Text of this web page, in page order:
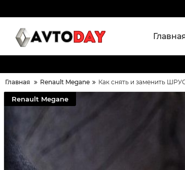
Главная Renault Megane Как снять и заменить
Renault Megane